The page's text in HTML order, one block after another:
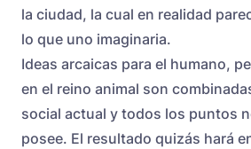
la ciudad, la cual en realidad
lo que uno imaginaria.
Ideas arcaicas para el humano,
en el reino animal son
social actual y todos los puntos
posee. El resultado quizás hará